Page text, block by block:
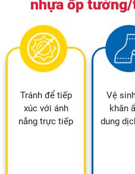
nhựa ốp
Tránh để tiếp
xúc với ánh
nắng trực tiếp
Vệ
khăn
dung